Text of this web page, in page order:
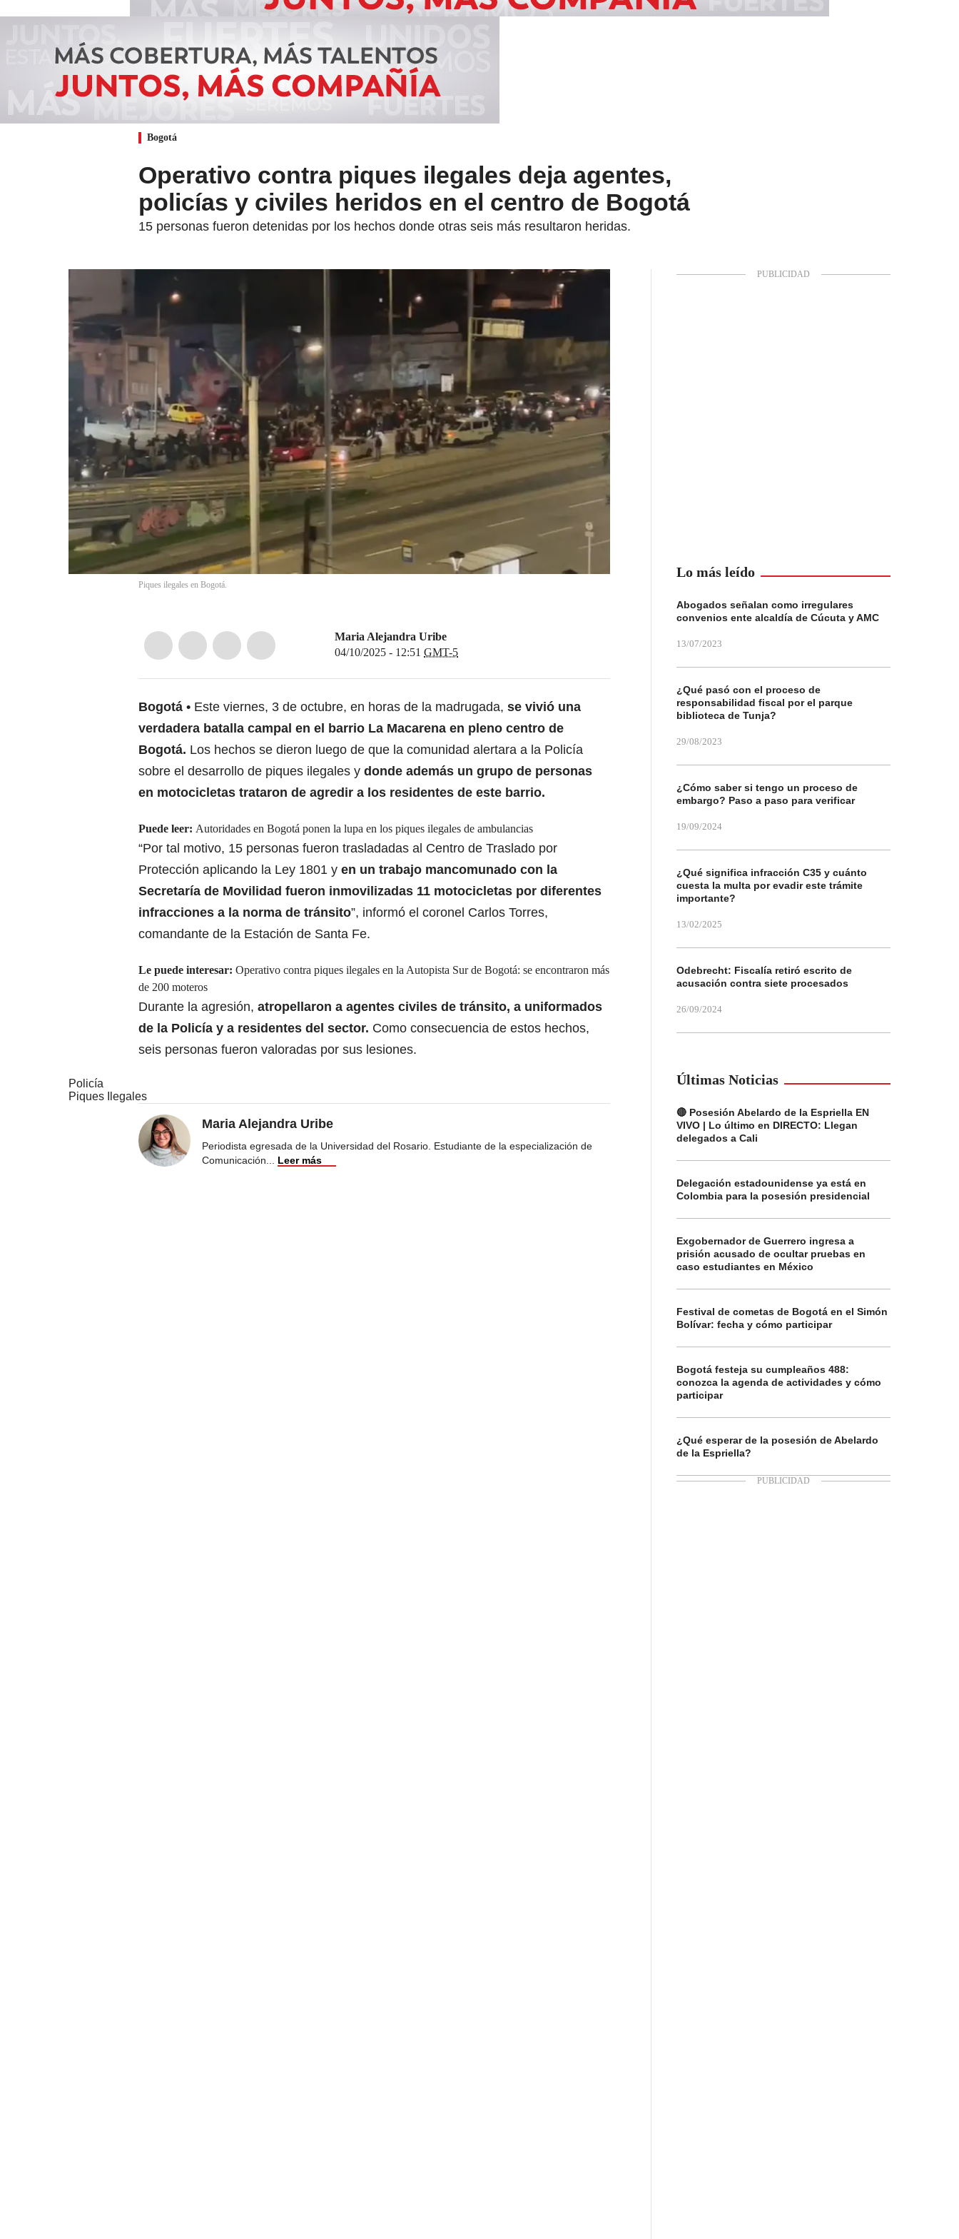
Bogotá
Operativo contra piques ilegales deja agentes,
policías y civiles heridos en el centro de Bogotá
15 personas fueron detenidas por los hechos donde otras seis más resultaron heridas.
Piques ilegales en Bogotá.
Maria Alejandra Uribe
04/10/2025 - 12:51 GMT-5
Bogotá Este viernes, 3 de octubre, en horas de la madrugada, se vivió una
verdadera batalla campal en el barrio La Macarena en pleno centro de
Bogotá. Los hechos se dieron luego de que la comunidad alertara a la Policía
sobre el desarrollo de piques ilegales y donde además un grupo de personas
en motocicletas trataron de agredir a los residentes de este barrio.
Puede leer: Autoridades en Bogotá ponen la lupa en los piques ilegales de ambulancias
“Por tal motivo, 15 personas fueron trasladadas al Centro de Traslado por
Protección aplicando la Ley 1801 y en un trabajo mancomunado con la
Secretaría de Movilidad fueron inmovilizadas 11 motocicletas por diferentes
infracciones a la norma de tránsito”, informó el coronel Carlos Torres,
comandante de la Estación de Santa Fe.
Le puede interesar: Operativo contra piques ilegales en la Autopista Sur de Bogotá: se encontraron más
de 200 moteros
Durante la agresión, atropellaron a agentes civiles de tránsito, a uniformados
de la Policía y a residentes del sector. Como consecuencia de estos hechos,
seis personas fueron valoradas por sus lesiones.
Policía
Piques Ilegales
Maria Alejandra Uribe
Periodista egresada de la Universidad del Rosario. Estudiante de la especialización de
Comunicación
Leer más
Lo más leído
Abogados señalan como irregulares
convenios ente alcaldía de Cúcuta y AMC
13/07/2023
¿Qué pasó con el proceso de
responsabilidad fiscal por el parque
biblioteca de Tunja?
29/08/2023
¿Cómo saber si tengo un proceso de
embargo? Paso a paso para verificar
19/09/2024
¿Qué significa infracción C35 y cuánto
cuesta la multa por evadir este trámite
importante?
13/02/2025
Odebrecht: Fiscalía retiró escrito de
acusación contra siete procesados
26/09/2024
Últimas Noticias
🔴 Posesión Abelardo de la Espriella EN
VIVO | Lo último en DIRECTO: Llegan
delegados a Cali
Delegación estadounidense ya está en
Colombia para la posesión presidencial
Exgobernador de Guerrero ingresa a
prisión acusado de ocultar pruebas en
caso estudiantes en México
Festival de cometas de Bogotá en el Simón
Bolívar: fecha y cómo participar
Bogotá festeja su cumpleaños 488:
conozca la agenda de actividades y cómo
participar
¿Qué esperar de la posesión de Abelardo
de la Espriella?